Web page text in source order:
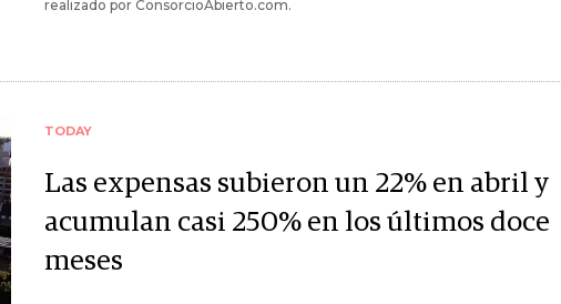
realizado por ConsorcioAbierto.com.
TODAY
Las expensas subieron un 22% en abril y
acumulan casi 250% en los últimos doce
meses